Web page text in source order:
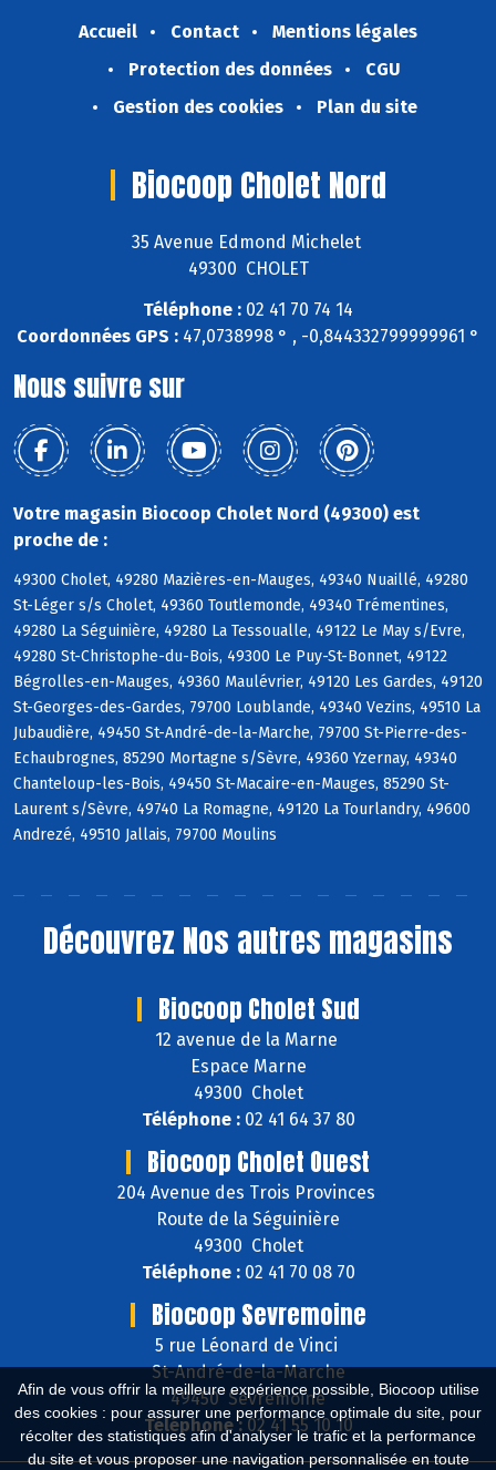
Afin de vous offrir la meilleure expérience possible, Biocoop utilise
des cookies : pour assurer une performance optimale du site, pour
récolter des statistiques afin d'analyser le trafic et la performance
du site et vous proposer une navigation personnalisée en toute
Accueil Contact
Mentions légales
Protection des données
CGU
Gestion des cookies
Plan du site
Biocoop Cholet Nord
35 Avenue Edmond Michelet
49300 CHOLET
Téléphone : 02 41 70 74 14
Coordonnées GPS : 47,0738998 ° , -0,844332799999961 °
Nous suivre sur
Votre magasin Biocoop Cholet Nord (49300) est
proche de :
49300 Cholet, 49280 Mazières-en-Mauges, 49340 Nuaillé, 49280
St-Léger s/s Cholet, 49360 Toutlemonde, 49340 Trémentines,
49280 La Séguinière, 49280 La Tessoualle, 49122 Le May s/Evre,
49280 St-Christophe-du-Bois, 49300 Le Puy-St-Bonnet, 49122
Bégrolles-en-Mauges, 49360 Maulévrier, 49120 Les Gardes, 49120
St-Georges-des-Gardes, 79700 Loublande, 49340 Vezins, 49510 La
Jubaudière, 49450 St-André-de-la-Marche, 79700 St-Pierre-des-
Echaubrognes, 85290 Mortagne s/Sèvre, 49360 Yzernay, 49340
Chanteloup-les-Bois, 49450 St-Macaire-en-Mauges, 85290 St-
Laurent s/Sèvre, 49740 La Romagne, 49120 La Tourlandry, 49600
Andrezé, 49510 Jallais, 79700 Moulins
Découvrez Nos autres magasins
Biocoop Cholet Sud
12 avenue de la Marne
Espace Marne
49300 Cholet
Téléphone :02 41 64 37 80
Biocoop Cholet Ouest
204 Avenue des Trois Provinces
Route de la Séguinière
49300 Cholet
Téléphone :02 41 70 08 70
Biocoop Sevremoine
5 rue Léonard de Vinci
St-André-de-la-Marche
49450 Sèvremoine
Téléphone :02 41 55 10 10